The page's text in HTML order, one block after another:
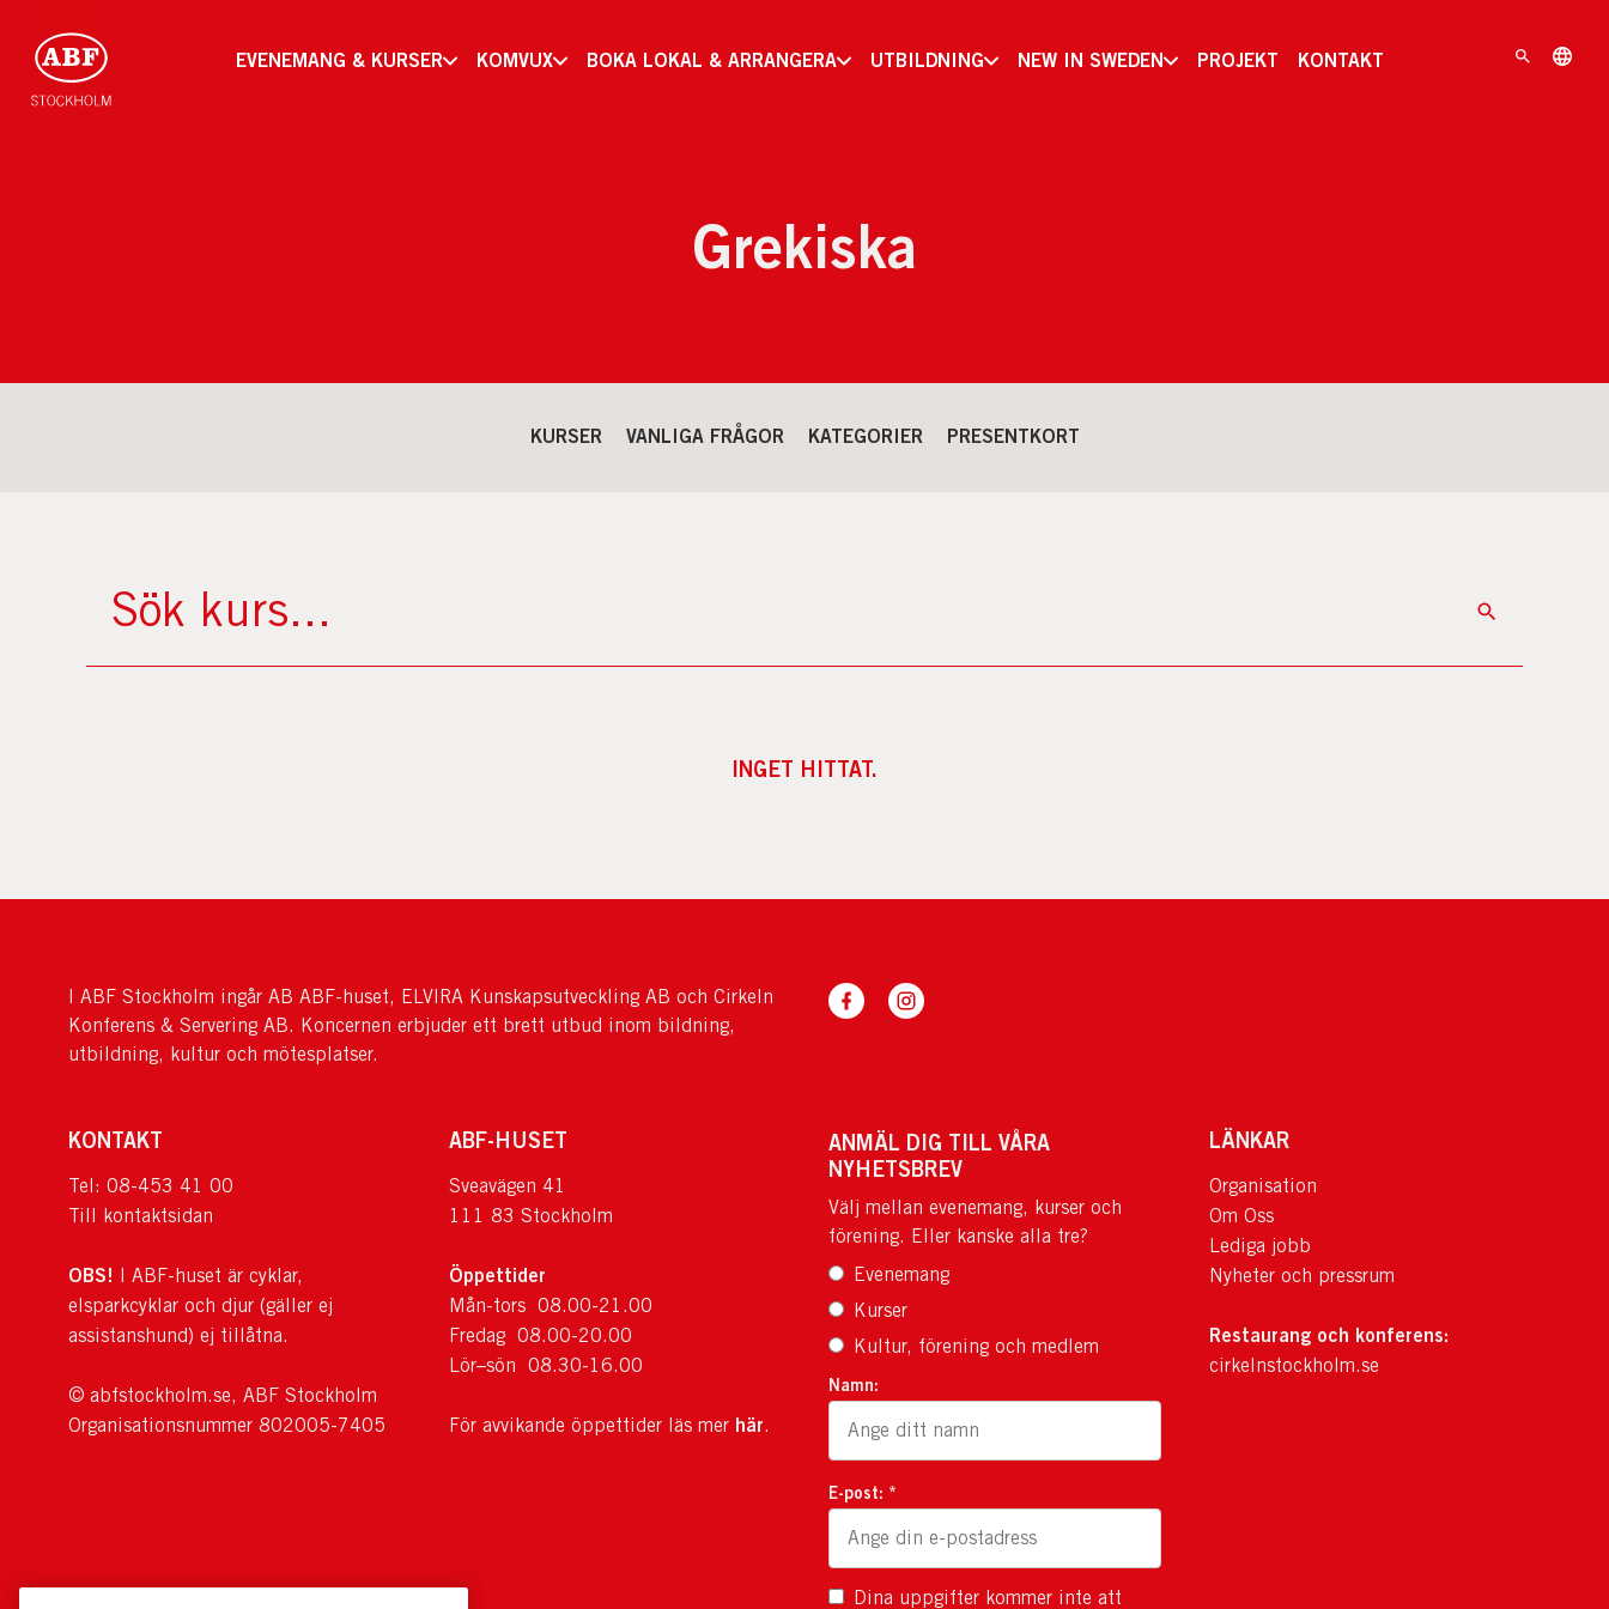
EVENEMANG & KURSER KOMVUX BOKA LOKAL & ARRANGERA UTBILDNING NEW IN SWEDEN PROJEKT KONTAKT
Grekiska
KURSER VANLIGA FRÅGOR KATEGORIER PRESENTKORT
INGET HITTAT.
I ABF Stockholm ingår AB ABF-huset, ELVIRA Kunskapsutveckling AB och Cirkeln
Konferens & Servering AB. Koncernen erbjuder ett brett utbud inom bildning,
utbildning, kultur och mötesplatser.
KONTAKT
Tel: 08-453 41 00
Till kontaktsidan
OBS! I ABF-huset är cyklar,
elsparkcyklar och djur (gäller ej
assistanshund) ej tillåtna.
© abfstockholm.se, ABF Stockholm
Organisationsnummer 802005-7405
ABF-HUSET
Sveavägen 41
111 83 Stockholm
Öppettider
Mån-tors 08.00-21.00
Fredag 08.00-20.00
Lör–sön 08.30-16.00
För avvikande öppettider läs mer här.
ANMÄL DIG TILL VÅRA
NYHETSBREV
Välj mellan evenemang, kurser och
förening. Eller kanske alla tre?
Evenemang
Kurser
Kultur, förening och medlem
Namn:
E-post: *
Dina uppgifter kommer inte att
LÄNKAR
Organisation
Om Oss
Lediga jobb
Nyheter och pressrum
Restaurang och konferens:
cirkelnstockholm.se